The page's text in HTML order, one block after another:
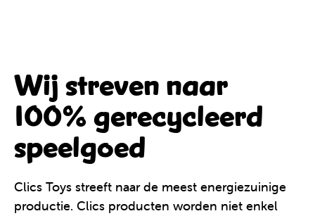
Wij streven naar
100% gerecycleerd
speelgoed
Clics Toys streeft naar de meest energiezuinige
productie. Clics producten worden niet enkel